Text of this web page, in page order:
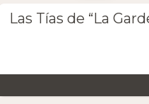
Las Tías de “La